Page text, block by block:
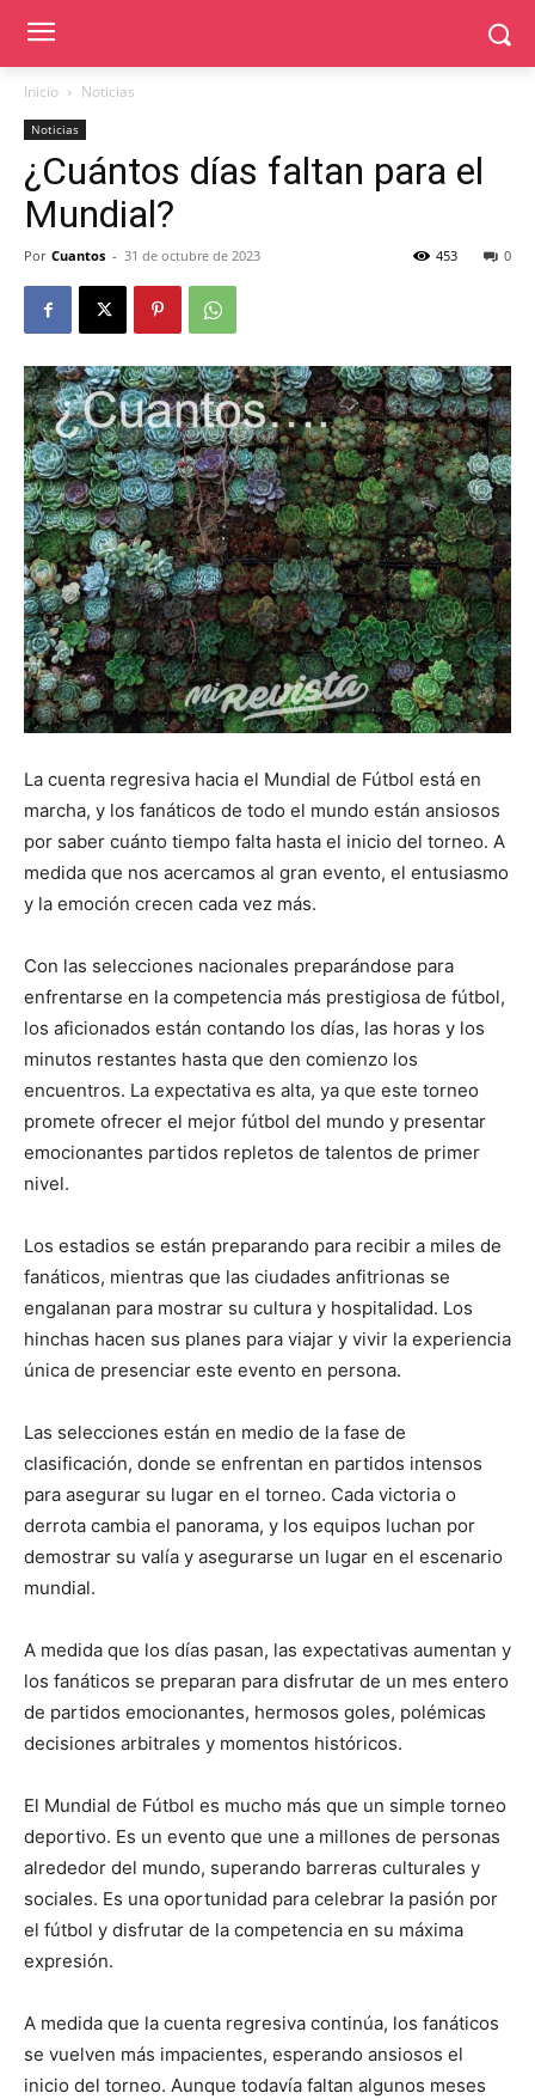
Inicio Noticias
Noticias
¿Cuántos días faltan para el
Mundial?
Por Cuantos - 31 de octubre de 2023 0
453
La cuenta regresiva hacia el Mundial de Fútbol está en
marcha, y los fanáticos de todo el mundo están ansiosos
por saber cuánto tiempo falta hasta el inicio del torneo. A
medida que nos acercamos al gran evento, el entusiasmo
y la emoción crecen cada vez más.
Con las selecciones nacionales preparándose para
enfrentarse en la competencia más prestigiosa de fútbol,
los aficionados están contando los días, las horas y los
minutos restantes hasta que den comienzo los
encuentros. La expectativa es alta, ya que este torneo
promete ofrecer el mejor fútbol del mundo y presentar
emocionantes partidos repletos de talentos de primer
nivel.
Los estadios se están preparando para recibir a miles de
fanáticos, mientras que las ciudades anfitrionas se
engalanan para mostrar su cultura y hospitalidad. Los
hinchas hacen sus planes para viajar y vivir la experiencia
única de presenciar este evento en persona.
Las selecciones están en medio de la fase de
clasificación, donde se enfrentan en partidos intensos
para asegurar su lugar en el torneo. Cada victoria o
derrota cambia el panorama, y los equipos luchan por
demostrar su valía y asegurarse un lugar en el escenario
mundial.
A medida que los días pasan, las expectativas aumentan y
los fanáticos se preparan para disfrutar de un mes entero
de partidos emocionantes, hermosos goles, polémicas
decisiones arbitrales y momentos históricos.
El Mundial de Fútbol es mucho más que un simple torneo
deportivo. Es un evento que une a millones de personas
alrededor del mundo, superando barreras culturales y
sociales. Es una oportunidad para celebrar la pasión por
el fútbol y disfrutar de la competencia en su máxima
expresión.
A medida que la cuenta regresiva continúa, los fanáticos
se vuelven más impacientes, esperando ansiosos el
inicio del torneo. Aunque todavía faltan algunos meses